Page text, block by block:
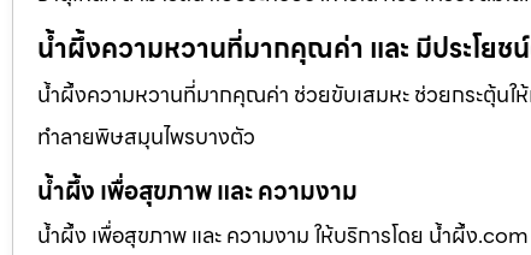
น้ำผึ้งความหวานที่มากคุณค่า และ มีประโยช
น้ำผึ้งความหวานที่มากคุณค่า ช่วยขับเสมหะ ช่วยกระตุ้นใ
ทำลายพิษสมุนไพรบางตัว
น้ำผึ้ง เพื่อสุขภาพ และ ความงาม
น้ำผึ้ง เพื่อสุขภาพ และ ความงาม ให้บริการโดย น้ำผึ้ง